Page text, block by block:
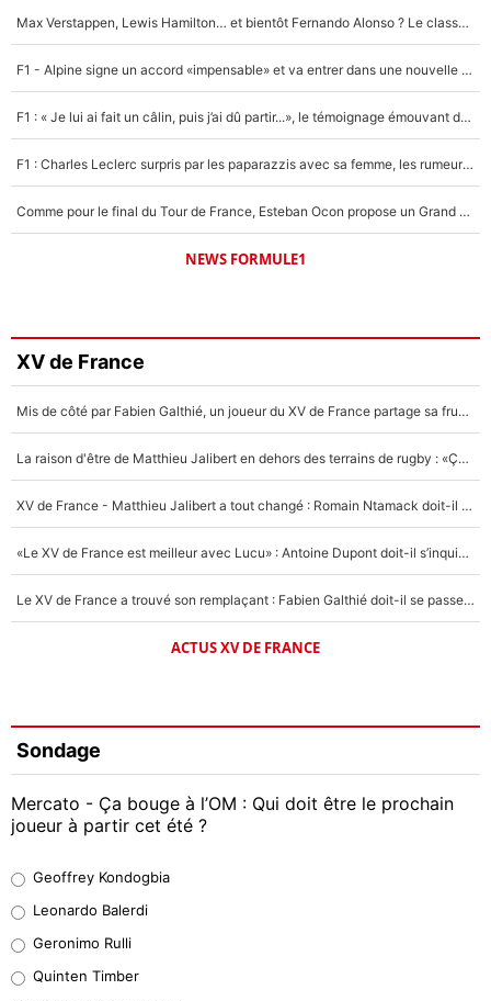
Max Verstappen, Lewis Hamilton… et bientôt Fernando Alonso ? Le classement des pilotes les mieux payés en Formule 1 risque de changer !
F1 - Alpine signe un accord «impensable» et va entrer dans une nouvelle dimension : Grande nouvelle pour Pierre Gasly !
F1 : « Je lui ai fait un câlin, puis j’ai dû partir...», le témoignage émouvant de Max Verstappen sur sa fille
F1 : Charles Leclerc surpris par les paparazzis avec sa femme, les rumeurs étaient vraies !
Comme pour le final du Tour de France, Esteban Ocon propose un Grand Prix de Formule 1 à Paris : «Autour de l’Arc de Triomphe, ce serait génial» !
NEWS FORMULE1
XV de France
Mis de côté par Fabien Galthié, un joueur du XV de France partage sa frustration : «ils ne me l’ont pas dit tout de suite»
La raison d'être de Matthieu Jalibert en dehors des terrains de rugby : «Ça m'atteint autant que si tu touches à un membre de ma famille»
XV de France - Matthieu Jalibert a tout changé : Romain Ntamack doit-il s’inquiéter pour sa place à un an de la Coupe du monde ?
«Le XV de France est meilleur avec Lucu» : Antoine Dupont doit-il s’inquiéter pour sa place ?
Le XV de France a trouvé son remplaçant : Fabien Galthié doit-il se passer d'Antoine Dupont ?
ACTUS XV DE FRANCE
Sondage
Mercato - Ça bouge à l’OM : Qui doit être le prochain
joueur à partir cet été ?
38%
32%
Geoffrey Kondogbia
Leonardo Balerdi
Geronimo Rulli
Quinten Timber